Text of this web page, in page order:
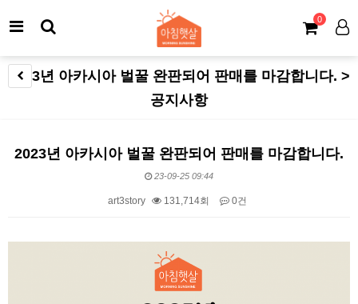
0
2023년 아카시아 벌꿀 완판되어 판매를 마감합니다. >
공지사항
2023년 아카시아 벌꿀 완판되어 판매를 마감합니다.
23-09-25 09:44
art3story 131,714회 0건
본문